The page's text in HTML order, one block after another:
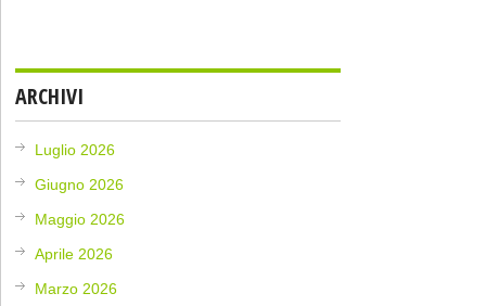
ARCHIVI
Luglio 2026
Giugno 2026
Maggio 2026
Aprile 2026
Marzo 2026